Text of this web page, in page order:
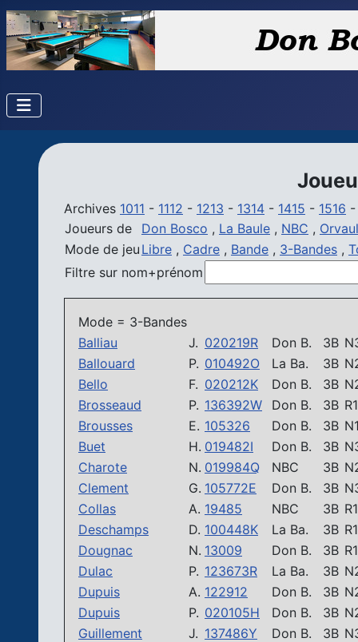
Archives 1011 - 1112 - 1213 - 1314 - 1415 - 1516
Joueurs de
Don Bosco , La Baule , NBC ,
Mode de jeu Libre , Cadre , Bande , 3-Bandes ,
Filtre sur nom+prénom
Mode = 3-Bandes
Balliau
J. 020219R Don B. 3B
Ballouard
P. 010492O La Ba. 3B
Bello
F. 020212K Don B. 3B
Brosseaud
P. 136392W Don B. 3B R1
Brousses
E. 105326 Don B. 3B
Buet
H. 019482I Don B. 3B
Charote
N. 019984Q NBC 3B
Clement
G. 105772E Don B. 3B
Collas
A. 19485 NBC 3B R1
Deschamps
D. 100448K La Ba. 3B R1
Dougnac
N. 13009 Don B. 3B R1
Dulac
P. 123673R La Ba. 3B
Dupuis
A. 122912 Don B. 3B
Dupuis
P. 020105H Don B. 3B
Guillement
J. 137486Y Don B. 3B